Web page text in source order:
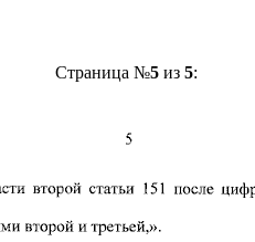
Страница №5из 5: